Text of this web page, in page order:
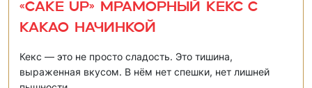
«CAKE UP» Мраморный кекс с
какао начинкой
Кекс — это не просто сладость. Это тишина,
выраженная вкусом. В нём нет спешки, нет лишней